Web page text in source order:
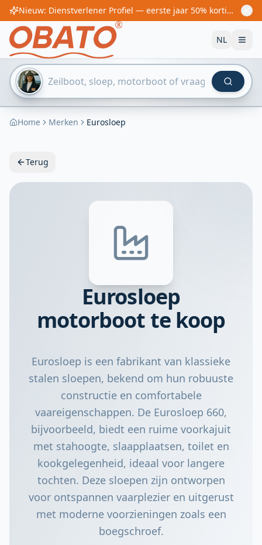
Nieuw: Dienstverlener Profiel — eerste jaar 50% korting! Vanaf €60/jaar
NL
Home Merken Eurosloep
Terug
Eurosloep
motorboot te koop
Eurosloep is een fabrikant van klassieke
stalen sloepen, bekend om hun robuuste
constructie en comfortabele
vaareigenschappen. De Eurosloep 660,
bijvoorbeeld, biedt een ruime voorkajuit
met stahoogte, slaapplaatsen, toilet en
kookgelegenheid, ideaal voor langere
tochten. Deze sloepen zijn ontworpen
voor ontspannen vaarplezier en uitgerust
met moderne voorzieningen zoals een
boegschroef.